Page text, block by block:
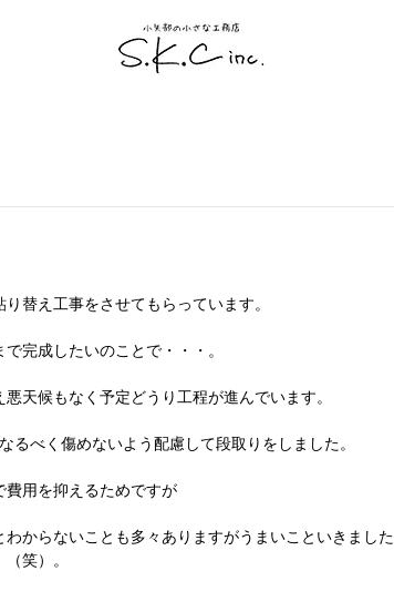
替え工事をさせてもらっています。
完成したいのことで・・・。
天候もなく予定どうり工程が進んでいます。
るべく傷めないよう配慮して段取りをしました。
費用を抑えるためですが
からないことも多々ありますがうまいこといきました
（笑）。